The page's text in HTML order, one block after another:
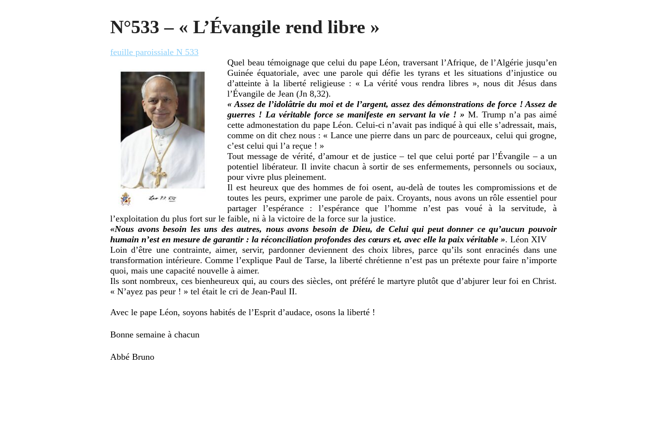
N°533 – « L’Évangile rend libre »
feuille paroissiale N 533
Quel beau témoignage que celui du pape Léon, traversant l’Afrique, de l’Algérie jusqu’en
Guinée équatoriale, avec une parole qui défie les tyrans et les situations d’injustice ou
d’atteinte à la liberté religieuse : « La vérité vous rendra libres », nous dit Jésus dans
l’Évangile de Jean (Jn 8,32).
« Assez de l’idolâtrie du moi et de l’argent, assez des démonstrations de force ! Assez de
guerres ! La véritable force se manifeste en servant la vie ! » M. Trump n’a pas aimé
cette admonestation du pape Léon. Celui-ci n’avait pas indiqué à qui elle s’adressait, mais,
comme on dit chez nous : « Lance une pierre dans un parc de pourceaux, celui qui grogne,
c’est celui qui l’a reçue ! »
Tout message de vérité, d’amour et de justice – tel que celui porté par l’Évangile – a un
potentiel libérateur. Il invite chacun à sortir de ses enfermements, personnels ou sociaux,
pour vivre plus pleinement.
Il est heureux que des hommes de foi osent, au-delà de toutes les compromissions et de
toutes les peurs, exprimer une parole de paix. Croyants, nous avons un rôle essentiel pour
partager l’espérance : l’espérance que l’homme n’est pas voué à la servitude, à
l’exploitation du plus fort sur le faible, ni à la victoire de la force sur la justice.
«Nous avons besoin les uns des autres, nous avons besoin de Dieu, de Celui qui peut donner ce qu’aucun pouvoir
humain n’est en mesure de garantir : la réconciliation profondes des cœurs et, avec elle la paix véritable ». Léon XIV
Loin d’être une contrainte, aimer, servir, pardonner deviennent des choix libres, parce qu’ils sont enracinés dans une
transformation intérieure. Comme l’explique Paul de Tarse, la liberté chrétienne n’est pas un prétexte pour faire n’importe
quoi, mais une capacité nouvelle à aimer.
Ils sont nombreux, ces bienheureux qui, au cours des siècles, ont préféré le martyre plutôt que d’abjurer leur foi en Christ.
« N’ayez pas peur ! » tel était le cri de Jean-Paul II.
Avec le pape Léon, soyons habités de l’Esprit d’audace, osons la liberté !
Bonne semaine à chacun
Abbé Bruno